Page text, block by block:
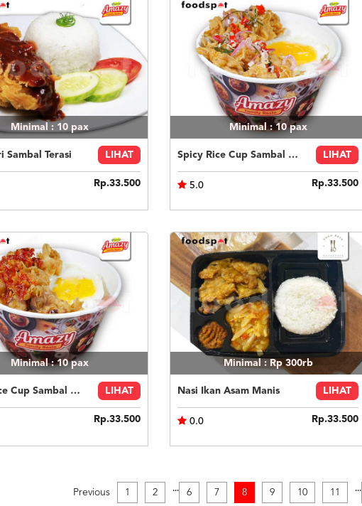
Minimal : 10 pax
Sambal Terasi LIHAT
Rp.33.500
Minimal : 10pax
Spicy Rice Cup Sambal Matah LIHAT
5.0 Rp.33.500
Minimal : 10pax
Spicy Rice Cup Sambal Geprek LIHAT
Rp.33.500
Minimal : Rp 300rb
Nasi Ikan Asam Manis LIHAT
0.0 Rp.33.500
Previous 1 2 ... 6 7 8 9 10 11 ...